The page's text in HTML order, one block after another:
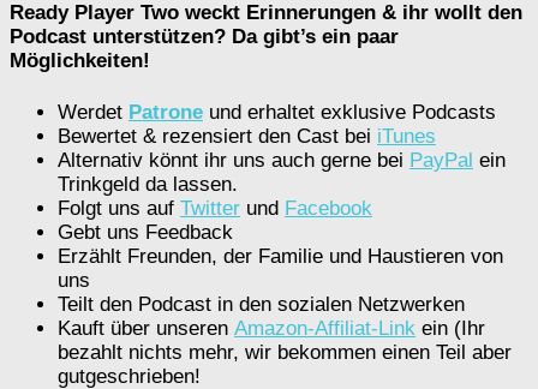
Ready Player Two weckt Erinnerungen & ihr wollt den
Podcast unterstützen? Da gibt’s ein paar
Möglichkeiten!
Werdet Patrone und erhaltet exklusive Podcasts
Bewertet & rezensiert den Cast bei iTunes
Alternativ könnt ihr uns auch gerne bei PayPal ein
Trinkgeld da lassen.
Folgt uns auf Twitter und Facebook
Gebt uns Feedback
Erzählt Freunden, der Familie und Haustieren von
uns
Teilt den Podcast in den sozialen Netzwerken
Kauft über unseren Amazon-Affiliat-Link ein (Ihr
bezahlt nichts mehr, wir bekommen einen Teil aber
gutgeschrieben!